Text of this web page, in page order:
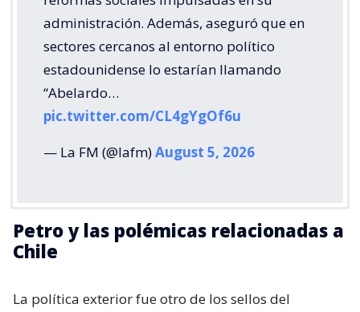
administración. Además, aseguró que en
sectores cercanos al entorno político
estadounidense lo estarían llamando
“Abelardo…
pic.twitter.com/CL4gYgOf6u
— La FM (@lafm)August 5, 2026
Petro y las polémicas relacionadas a
Chile
La política exterior fue otro de los sellos del